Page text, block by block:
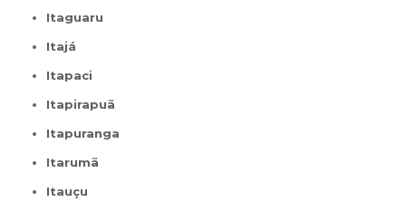
Itaguaru
Itajá
Itapaci
Itapirapuã
Itapuranga
Itarumã
Itauçu